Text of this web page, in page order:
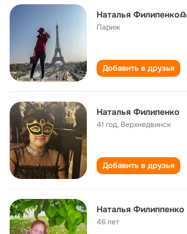
Наталья Филипенко♎
Париж
Добавить в друзья
Наталья Филипенко
41 год, Верхнедвинск
Добавить в друзья
Наталья Филиппенко
46 лет